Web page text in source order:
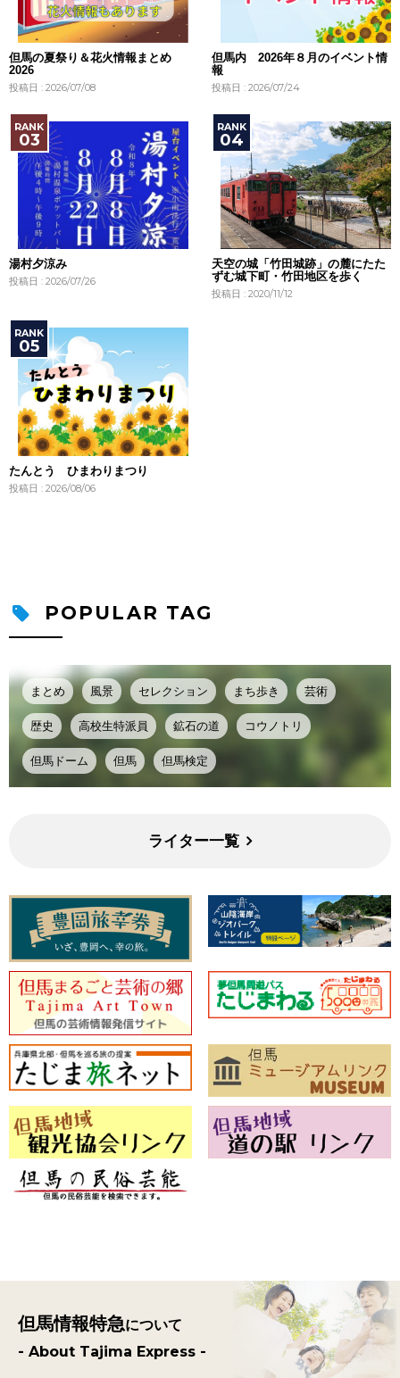
但馬の夏祭り＆花火情報まとめ
2026
投稿日 : 2026/07/08
但馬内 2026年８月のイベント情
報
投稿日 : 2026/07/24
湯村夕涼み
投稿日 : 2026/07/26
天空の城「竹田城跡」の麓にたた
ずむ城下町・竹田地区を歩く
投稿日 : 2020/11/12
たんとう ひまわりまつり
投稿日 : 2026/08/06
POPULAR TAG
まとめ 風景 セレクション まち歩き 芸術
歴史 高校生特派員 鉱石の道 コウノトリ
但馬ドーム 但馬 但馬検定
ライター一覧
但馬情報特急について
- About Tajima Express -